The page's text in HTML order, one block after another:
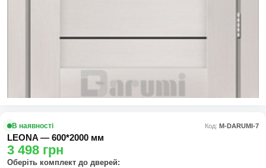
В наявності Код: М-DARUMI-7
LEONA — 600*2000 мм
3 498 грн
Оберіть комплект до дверей: